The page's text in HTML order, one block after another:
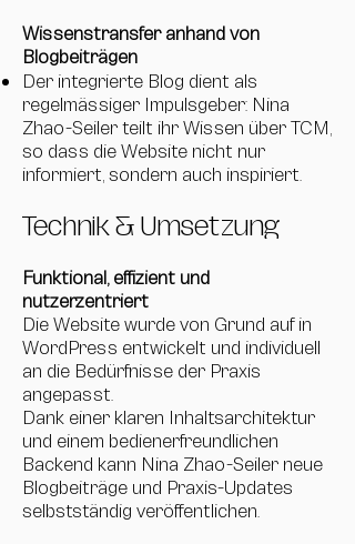
Wissenstransfer anhand von
Blogbeiträgen
Der integrierte Blog dient als
regelmässiger Impulsgeber: Nina
Zhao-Seiler teilt ihr Wissen über TCM,
so dass die Website nicht nur
informiert, sondern auch inspiriert.
Technik & Umsetzung
Funktional, effizient und
nutzerzentriert
Die Website wurde von Grund auf in
WordPress entwickelt und individuell
an die Bedürfnisse der Praxis
angepasst.
Dank einer klaren Inhaltsarchitektur
und einem bedienerfreundlichen
Backend kann Nina Zhao-Seiler neue
Blogbeiträge und Praxis-Updates
selbstständig veröffentlichen.